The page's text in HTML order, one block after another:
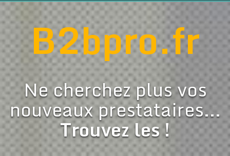
B2bpro.fr
Ne cherchez plus vos
nouveaux prestataires...
Trouvez les !